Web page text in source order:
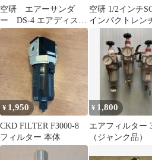
空研 エアーサンダ
ー DS-4 エアディスク
サンダー
空研 1/2インチ
インパクトレン
(12.7mm角) KW19
¥ 1,950
CKD FILTER F3000-8
フィルター 本体
¥ 1,800
エアフィルター
（ジャンク品）